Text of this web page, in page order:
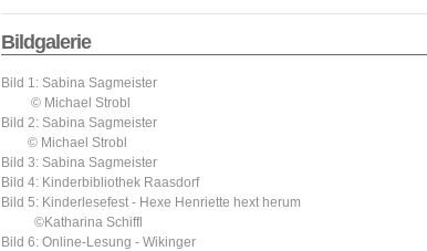
Bildgalerie
Bild 1: Sabina Sagmeister
© Michael Strobl
Bild 2: Sabina Sagmeister
© Michael Strobl
Bild 3: Sabina Sagmeister
Bild 4: Kinderbibliothek Raasdorf
Bild 5: Kinderlesefest - Hexe Henriette hext herum
©Katharina Schiffl
Bild 6: Online-Lesung - Wikinger